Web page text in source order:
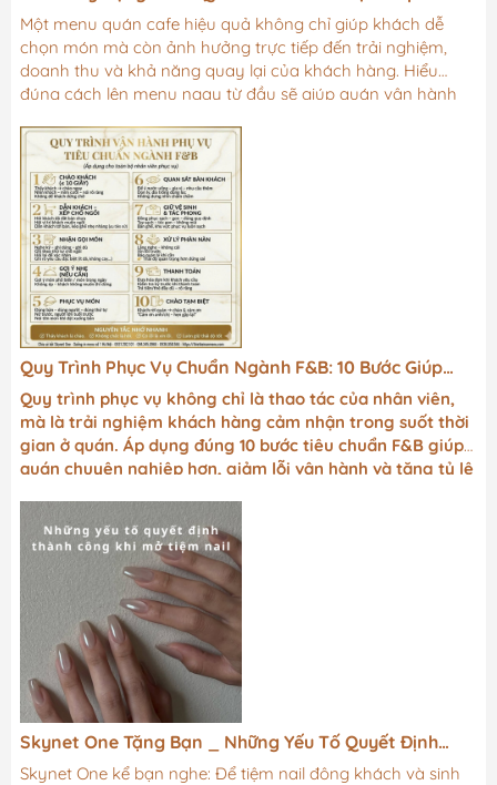
Dễ Gọi Món
Một menu quán cafe hiệu quả không chỉ giúp khách dễ
chọn món mà còn ảnh hưởng trực tiếp đến trải nghiệm,
doanh thu và khả năng quay lại của khách hàng. Hiểu
đúng cách lên menu ngay từ đầu sẽ giúp quán vận hành
Quy Trình Phục Vụ Chuẩn Ngành F&B: 10 Bước Giúp
Quán Vận Hành Trơn Tru & Giữ Chân Khách
Quy trình phục vụ không chỉ là thao tác của nhân viên,
mà là trải nghiệm khách hàng cảm nhận trong suốt thời
gian ở quán. Áp dụng đúng 10 bước tiêu chuẩn F&B giúp
quán chuyên nghiệp hơn, giảm lỗi vận hành và tăng tỷ lệ
Skynet One Tặng Bạn _ Những Yếu Tố Quyết Định
Thành Công Khi Mở Tiệm Nail
Skynet One kể bạn nghe: Để tiệm nail đông khách và sinh